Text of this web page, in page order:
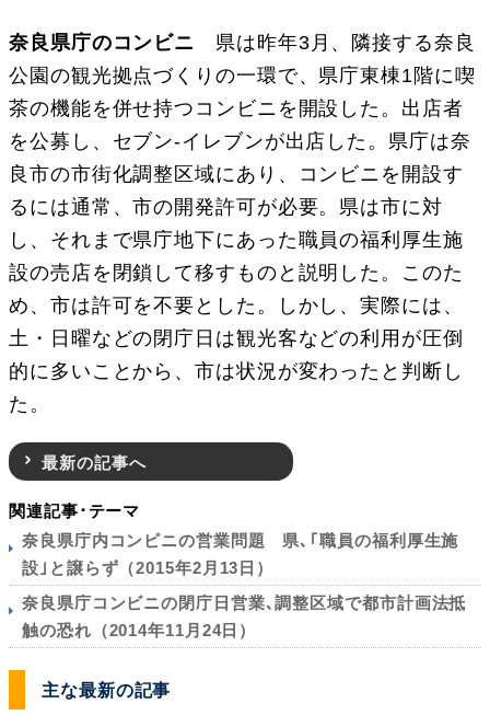
奈良県庁のコンビニ
県は昨年3月、隣接する奈良
公園の観光拠点づくりの一環で、県庁東棟1階に喫
茶の機能を併せ持つコンビニを開設した。出店者
を公募し、セブン-イレブンが出店した。県庁は奈
良市の市街化調整区域にあり、コンビニを開設す
るには通常、市の開発許可が必要。県は市に対
し、それまで県庁地下にあった職員の福利厚生施
設の売店を閉鎖して移すものと説明した。このた
め、市は許可を不要とした。しかし、実際には、
土・日曜などの閉庁日は観光客などの利用が圧倒
的に多いことから、市は状況が変わったと判断し
た。
最新の記事へ
関連記事･テーマ
奈良県庁内コンビニの営業問題 県､｢職員の福利厚生施
設｣と譲らず（2015年2月13日）
奈良県庁コンビニの閉庁日営業､調整区域で都市計画法抵
触の恐れ（2014年11月24日）
主な最新の記事